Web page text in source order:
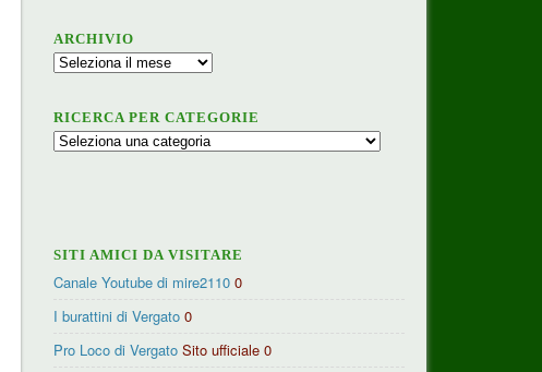
ARCHIVIO
Archivio
RICERCA PER CATEGORIE
Ricerca
SITI AMICI DA VISITARE
Canale Youtube di mire2110 0
I burattini di Vergato 0
Pro Loco di Vergato Sito ufficiale 0